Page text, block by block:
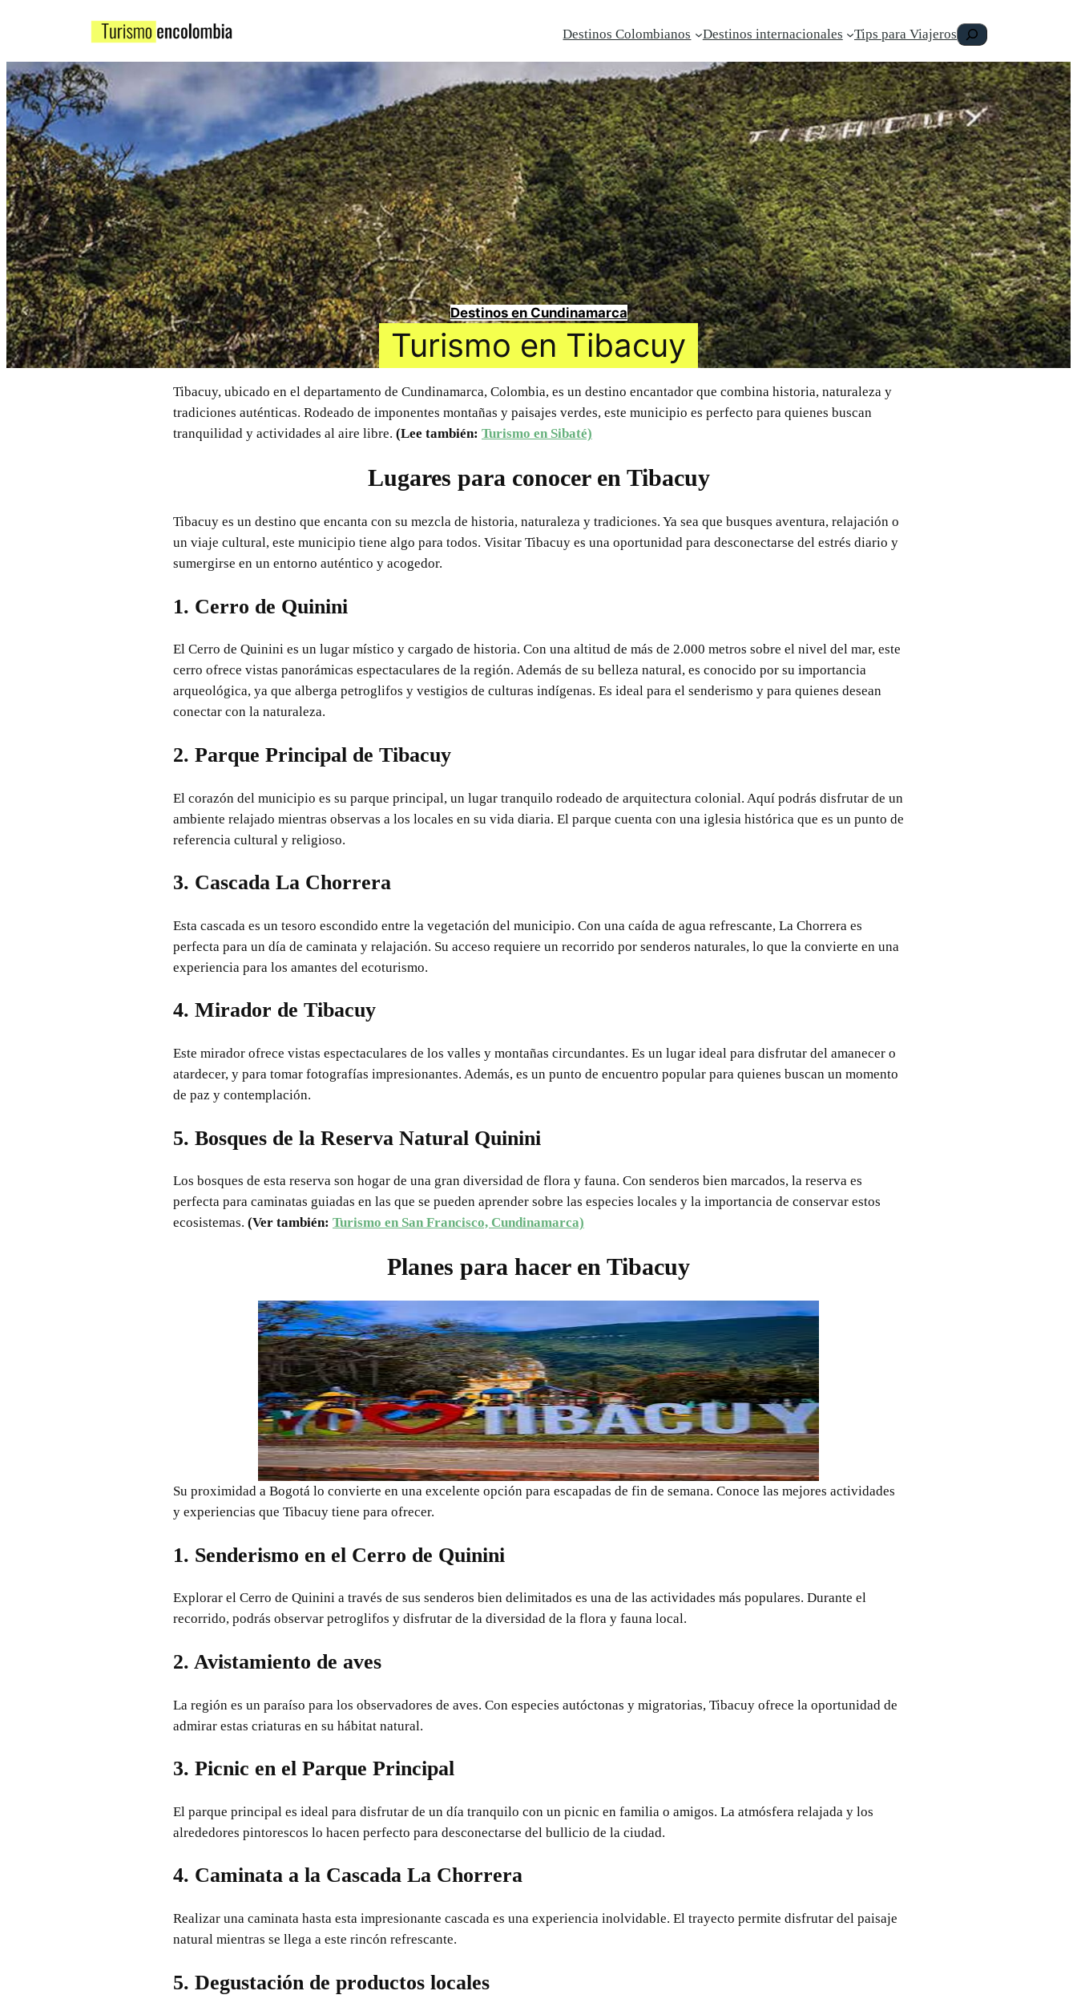
Destinos Colombianos Destinos internacionales Tips para ViajerosBuscar
Destinos en Cundinamarca
Turismo en Tibacuy
Tibacuy, ubicado en el departamento de Cundinamarca, Colombia, es un destino encantador que combina historia, naturaleza y
tradiciones auténticas. Rodeado de imponentes montañas y paisajes verdes, este municipio es perfecto para quienes buscan
tranquilidad y actividades al aire libre. (Lee también: Turismo en Sibaté)
Lugares para conocer en Tibacuy
Tibacuy es un destino que encanta con su mezcla de historia, naturaleza y tradiciones. Ya sea que busques aventura, relajación o
un viaje cultural, este municipio tiene algo para todos. Visitar Tibacuy es una oportunidad para desconectarse del estrés diario y
sumergirse en un entorno auténtico y acogedor.
1. Cerro de Quinini
El Cerro de Quinini es un lugar místico y cargado de historia. Con una altitud de más de 2.000 metros sobre el nivel del mar, este
cerro ofrece vistas panorámicas espectaculares de la región. Además de su belleza natural, es conocido por su importancia
arqueológica, ya que alberga petroglifos y vestigios de culturas indígenas. Es ideal para el senderismo y para quienes desean
conectar con la naturaleza.
2. Parque Principal de Tibacuy
El corazón del municipio es su parque principal, un lugar tranquilo rodeado de arquitectura colonial. Aquí podrás disfrutar de un
ambiente relajado mientras observas a los locales en su vida diaria. El parque cuenta con una iglesia histórica que es un punto de
referencia cultural y religioso.
3. Cascada La Chorrera
Esta cascada es un tesoro escondido entre la vegetación del municipio. Con una caída de agua refrescante, La Chorrera es
perfecta para un día de caminata y relajación. Su acceso requiere un recorrido por senderos naturales, lo que la convierte en una
experiencia para los amantes del ecoturismo.
4. Mirador de Tibacuy
Este mirador ofrece vistas espectaculares de los valles y montañas circundantes. Es un lugar ideal para disfrutar del amanecer o
atardecer, y para tomar fotografías impresionantes. Además, es un punto de encuentro popular para quienes buscan un momento
de paz y contemplación.
5. Bosques de la Reserva Natural Quinini
Los bosques de esta reserva son hogar de una gran diversidad de flora y fauna. Con senderos bien marcados, la reserva es
perfecta para caminatas guiadas en las que se pueden aprender sobre las especies locales y la importancia de conservar estos
ecosistemas. (Ver también: Turismo en San Francisco, Cundinamarca)
Planes para hacer en Tibacuy
Su proximidad a Bogotá lo convierte en una excelente opción para escapadas de fin de semana. Conoce las mejores actividades
y experiencias que Tibacuy tiene para ofrecer.
1. Senderismo en el Cerro de Quinini
Explorar el Cerro de Quinini a través de sus senderos bien delimitados es una de las actividades más populares. Durante el
recorrido, podrás observar petroglifos y disfrutar de la diversidad de la flora y fauna local.
2. Avistamiento de aves
La región es un paraíso para los observadores de aves. Con especies autóctonas y migratorias, Tibacuy ofrece la oportunidad de
admirar estas criaturas en su hábitat natural.
3. Picnic en el Parque Principal
El parque principal es ideal para disfrutar de un día tranquilo con un picnic en familia o amigos. La atmósfera relajada y los
alrededores pintorescos lo hacen perfecto para desconectarse del bullicio de la ciudad.
4. Caminata a la Cascada La Chorrera
Realizar una caminata hasta esta impresionante cascada es una experiencia inolvidable. El trayecto permite disfrutar del paisaje
natural mientras se llega a este rincón refrescante.
5. Degustación de productos locales